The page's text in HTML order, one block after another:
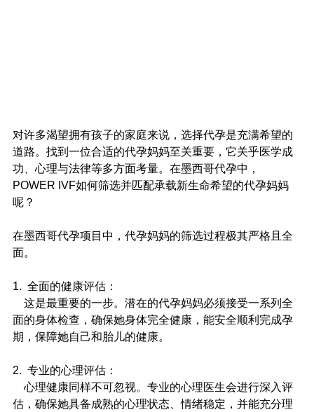
对许多渴望拥有孩子的家庭来说，选择代孕是充满希望的
道路。找到一位合适的代孕妈妈至关重要，它关乎医学成
功、心理与法律等多方面考量。在墨西哥代孕中，
POWER IVF如何筛选并匹配承载新生命希望的代孕妈妈
呢？
在墨西哥代孕项目中，代孕妈妈的筛选过程极其严格且全
面。
1.  全面的健康评估：
这是最重要的一步。潜在的代孕妈妈必须接受一系列全
面的身体检查，确保她身体完全健康，能安全顺利完成孕
期，保障她自己和胎儿的健康。
2.  专业的心理评估：
心理健康同样不可忽视。专业的心理医生会进行深入评
估，确保她具备成熟的心理状态、情绪稳定，并能充分理